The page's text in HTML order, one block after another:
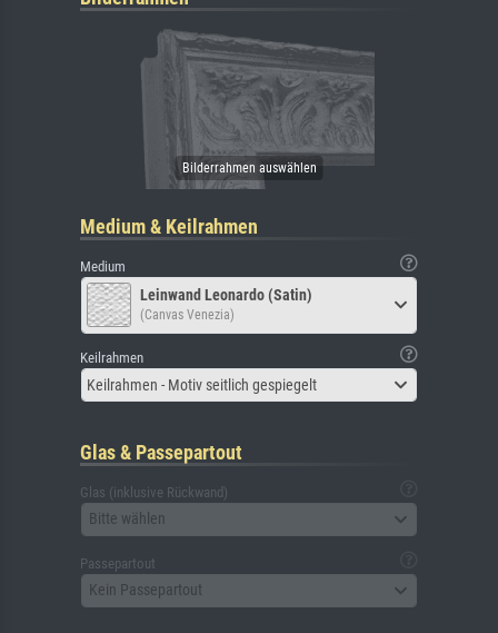
Medium & Keilrahmen
Medium
Leinwand Leonardo (Satin)
(Canvas Venezia)
Keilrahmen
Keilrahmen - Motiv seitlich gespiegelt
Glas & Passepartout
Glas (inklusive Rückwand)
Bitte wählen
Passepartout
Kein Passepartout